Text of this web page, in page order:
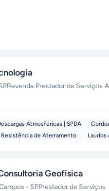
Revenda·Prestador de Serviços·
Atmosféricas | SPDA
Resistência de Aterramento
Laudos
Geofisica
- SPPrestador de Serviços